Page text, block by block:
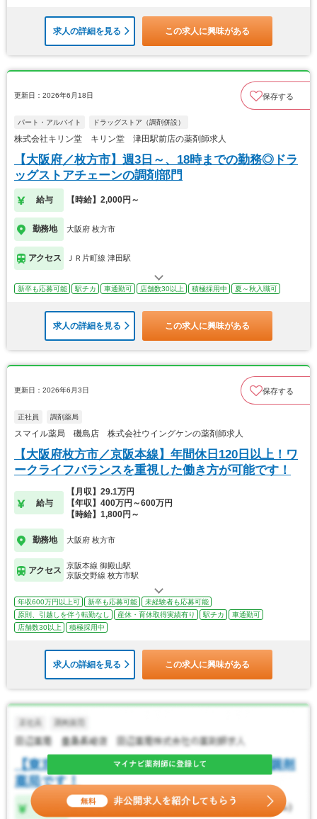
求人の詳細を見る この求人に興味がある
更新日：2026年6月18日 保存する
パート・アルバイト ドラッグストア（調剤併設）
株式会社キリン堂 キリン堂 津田駅前店の薬剤師求人
【大阪府／枚方市】週3日～、18時までの勤務◎ドラ
ッグストアチェーンの調剤部門
給与 【時給】2,000円～
勤務地 大阪府 枚方市
アクセス ＪＲ片町線 津田駅
新卒も応募可能 駅チカ 車通勤可 店舗数30以上 積極採用中 夏～秋入職可
求人の詳細を見る この求人に興味がある
更新日：2026年6月3日 保存する
正社員 調剤薬局
スマイル薬局 磯島店 株式会社ウイングケンの薬剤師求人
【大阪府枚方市／京阪本線】年間休日120日以上！ワ
ークライフバランスを重視した働き方が可能です！
給与
【月収】29.1万円
【年収】400万円～600万円
【時給】1,800円～
勤務地 大阪府 枚方市
アクセス
京阪本線 御殿山駅
京阪交野線 枚方市駅
年収600万円以上可 新卒も応募可能
未経験者も応募可能
原則、引越しを伴う転勤なし
産休・育休取得実績有り 駅チカ
車通勤可
店舗数30以上
積極採用中
求人の詳細を見る この求人に興味がある